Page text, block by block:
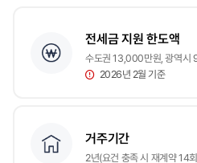
전세금 지원 한도액
수도권 13,000만원, 광역시
2026년 2월 기준
거주기간
2년(요건 충족 시 재계약 14